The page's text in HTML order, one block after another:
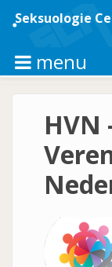
naar
gaan
Seksuologie
menu
HVN